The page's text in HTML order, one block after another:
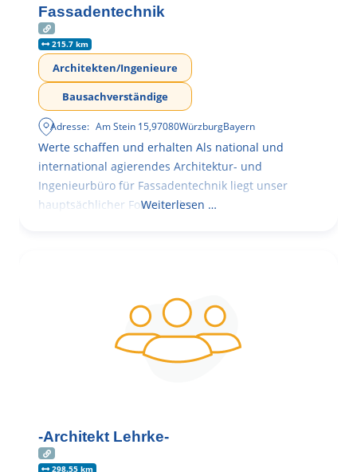
Fassadentechnik
215.7 km
Architekten/Ingenieure
Bausachverständige
Adresse: Am Stein 15,97080WürzburgBayern
Werte schaffen und erhalten Als national und
international agierendes Architektur- und
Ingenieurbüro für Fassadentechnik liegt unser
hauptsächlicher Fokus in der
Weiterlesen …
-Architekt Lehrke-
298.55 km